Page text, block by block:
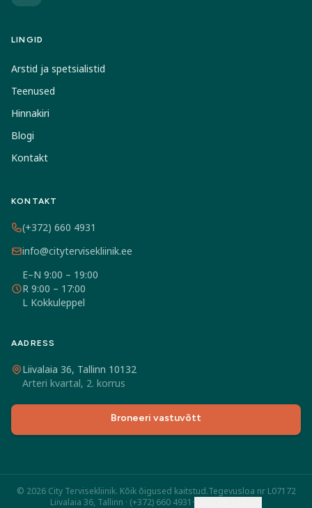
LINGID
Arstid ja spetsialistid
Teenused
Hinnakiri
Blogi
Kontakt
KONTAKT
(+372) 660 4931
info@citytervisekliinik.ee
E–N 9:00 – 19:00
R 9:00 – 17:00
L Kokkuleppel
AADRESS
Liivalaia 36, Tallinn 10132
Arteri kvartal, 2. korrus
Broneeri vastuvõtt
© 2026 City Tervisekliinik. Kõik õigused kaitstud.Tegevusloa nr L07172
Liivalaia 36, Tallinn · (+372) 660 4931 ·